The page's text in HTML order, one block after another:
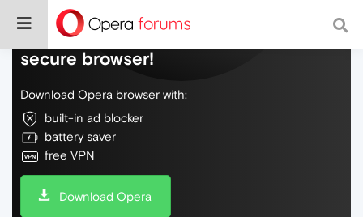
Do more on the web, with a fast and
secure browser!
Download Opera browser with:
built-in ad blocker
battery saver
free VPN
Download Opera